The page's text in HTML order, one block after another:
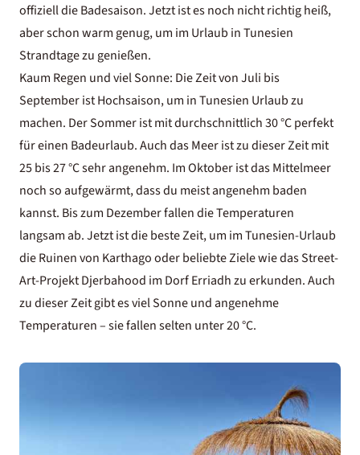
offiziell die Badesaison. Jetzt ist es noch nicht richtig heiß,
aber schon warm genug, um im Urlaub in Tunesien
Strandtage zu genießen.
Kaum Regen und viel Sonne: Die Zeit von Juli bis
September ist Hochsaison, um in Tunesien Urlaub zu
machen. Der Sommer ist mit durchschnittlich 30 °C perfekt
für einen Badeurlaub. Auch das Meer ist zu dieser Zeit mit
25 bis 27 °C sehr angenehm. Im Oktober ist das Mittelmeer
noch so aufgewärmt, dass du meist angenehm baden
kannst. Bis zum Dezember fallen die Temperaturen
langsam ab. Jetzt ist die beste Zeit, um im Tunesien-Urlaub
die Ruinen von Karthago oder beliebte Ziele wie das Street-
Art-Projekt Djerbahood im Dorf Erriadh zu erkunden. Auch
zu dieser Zeit gibt es viel Sonne und angenehme
Temperaturen – sie fallen selten unter 20 °C.